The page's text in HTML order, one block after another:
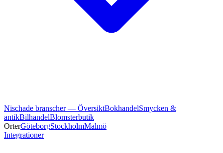
Nischade branscher — ÖversiktBokhandelSmycken &
antikBilhandelBlomsterbutik
OrterGöteborgStockholmMalmö
Integrationer